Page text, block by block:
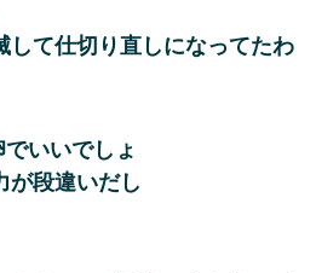
して仕切り直しになってたわ
いいでしょ
が段違いだし